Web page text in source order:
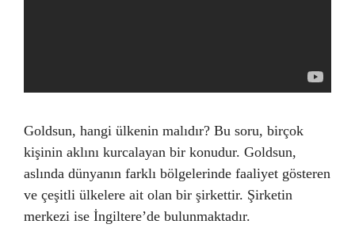
Goldsun, hangi ülkenin malıdır? Bu soru, birçok
kişinin aklını kurcalayan bir konudur. Goldsun,
aslında dünyanın farklı bölgelerinde faaliyet gösteren
ve çeşitli ülkelere ait olan bir şirkettir. Şirketin
merkezi ise İngiltere’de bulunmaktadır.